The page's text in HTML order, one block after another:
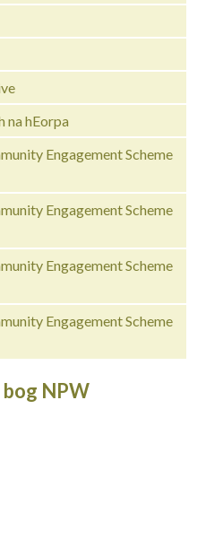
na hEorpa
Engagement Scheme
Engagement Scheme
Engagement Scheme
Engagement Scheme
NPW